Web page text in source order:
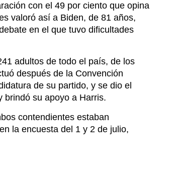
después de la Convención
de su partido, y se dio el
brindó su apoyo a Harris.
contendientes estaban
la encuesta del 1 y 2 de julio,